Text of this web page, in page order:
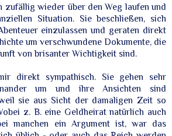
zufällig wieder über den Weg laufen und
Situation. Sie beschließen, sich
einzulassen und geraten direkt
um verschwundene Dokumente, die
von brisanter Wichtigkeit sind.
direkt sympathisch. Sie gehen sehr
um und ihre Ansichten sind
sie aus Sicht der damaligen Zeit so
z. B. eine Geldheirat natürlich auch
manchen ein Argument ist, war das